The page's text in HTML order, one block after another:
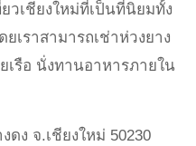
วเชียงใหม่ที่เป็นที่นิยมทั้ง
เราสามารถเช่าห่วงยาง
เรือ นั่งทานอาหารภายใน
ดง จ.เชียงใหม่ 50230